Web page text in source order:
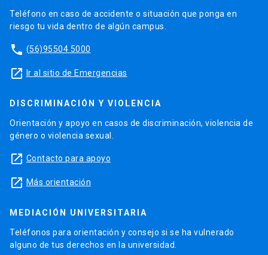
Teléfono en caso de accidente o situación que ponga en
riesgo tu vida dentro de algún campus.
phone (56)95504 5000
launch Ir al sitio de Emergencias
DISCRIMINACIÓN Y VIOLENCIA
Orientación y apoyo en casos de discriminación, violencia de
género o violencia sexual.
launch Contacto para apoyo
launch Más orientación
MEDIACIÓN UNIVERSITARIA
Teléfonos para orientación y consejo si se ha vulnerado
alguno de tus derechos en la universidad.